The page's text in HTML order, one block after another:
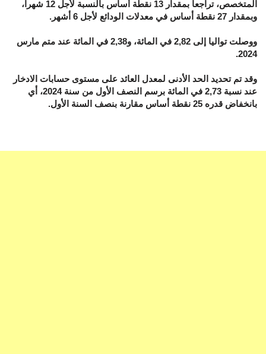
المتخصص، تراجعا بمقدار 13 نقطة أساس بالنسبة لأجل 12 شهرا،
وبمقدار 27 نقطة أساس في معدلات الودائع لأجل 6 أشهر.
ووصلت تواليا إلى 2,82 في المائة، و2,38 في المائة عند متم مارس
2024.
وقد تم تحديد الحد الأدنى لمعدل العائد على مستوى حسابات الادخار
عند نسبة 2,73 في المائة برسم النصف الأول من سنة 2024، أي
بانخفاض قدره 25 نقطة أساس مقارنة بنصف السنة الأول.